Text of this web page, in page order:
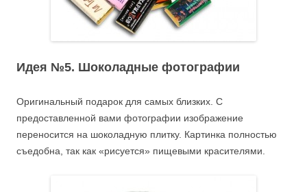
Идея №5. Шоколадные фотографии
Оригинальный подарок для самых близких. С
предоставленной вами фотографии изображение
переносится на шоколадную плитку. Картинка полностью
съедобна, так как «рисуется» пищевыми красителями.